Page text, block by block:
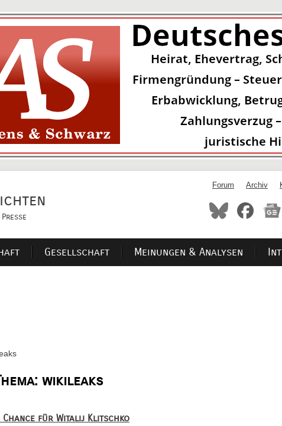
Forum Archiv
Gesellschaft Meinungen & Analysen
wikileaks
Chance für Witalij Klitschko